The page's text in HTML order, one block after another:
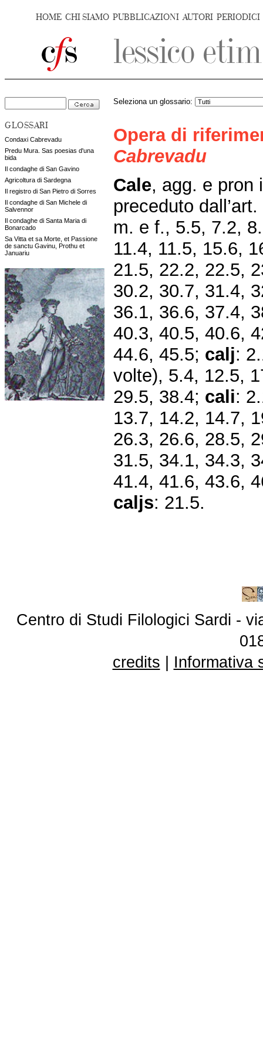
HOME CHI SIAMO PUBBLICAZIONI AUTORI PERIODICI
GLOSSARI
Condaxi Cabrevadu
Predu Mura. Sas poesias d'una
bida
Il condaghe di San Gavino
Agricoltura di Sardegna
Il registro di San Pietro di Sorres
Il condaghe di San Michele di
Salvennor
Il condaghe di Santa Maria di
Bonarcado
Sa Vitta et sa Morte, et Passione
de sanctu Gavinu, Prothu et
Januariu
Seleziona un glossario:
Opera di
Cabrevadu
Cale, agg. e pron
preceduto
m. e f., 5.5, 7.2,
11.4, 11.5, 15.6,
21.5, 22.2, 22.5,
30.2, 30.7, 31.4,
36.1, 36.6, 37.4,
40.3, 40.5, 40.6,
44.6, 45.5; calj:
volte), 5.4, 12.5,
29.5, 38.4; cali:
13.7, 14.2, 14.7,
26.3, 26.6, 28.5,
31.5, 34.1, 34.3,
41.4, 41.6, 43.6,
caljs: 21.5.
Centro di Studi Filologici Sardi -
credits
Informativa